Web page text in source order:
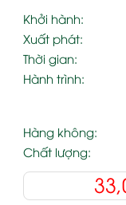
Khởi hành:
Xuất phát:
Thời gian:
Hành trình:
Hàng không:
Chất lượng: